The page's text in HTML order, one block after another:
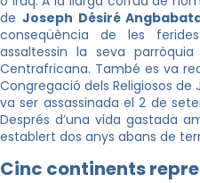
de Joseph Désiré
conseqüència de les
assaltessin la seva
Centrafricana. També es va
Congregació dels Religiosos de
va ser assassinada el 2 de
Després d’una vida gastada
establert dos anys abans de
Cinc continents